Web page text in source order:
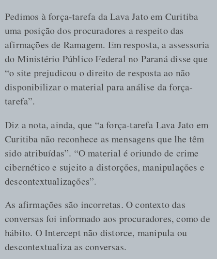
Pedimos à força-tarefa da Lava Jato em Curitiba
uma posição dos procuradores a respeito das
afirmações de Ramagem. Em resposta, a assessoria
do Ministério Público Federal no Paraná disse que
“o site prejudicou o direito de resposta ao não
disponibilizar o material para análise da força-
tarefa”.
Diz a nota, ainda, que “a força-tarefa Lava Jato em
Curitiba não reconhece as mensagens que lhe têm
sido atribuídas”. “O material é oriundo de crime
cibernético e sujeito a distorções, manipulações e
descontextualizações”.
As afirmações são incorretas. O contexto das
conversas foi informado aos procuradores, como de
hábito. O Intercept não distorce, manipula ou
descontextualiza as conversas.